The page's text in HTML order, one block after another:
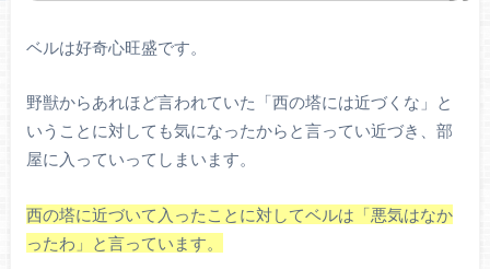
ベルは好奇心旺盛です。
野獣からあれほど言われていた「西の塔には近づくな」と
いうことに対しても気になったからと言ってい近づき、部
屋に入っていってしまいます。
西の塔に近づいて入ったことに対してベルは「悪気はなか
ったわ」と言っています。